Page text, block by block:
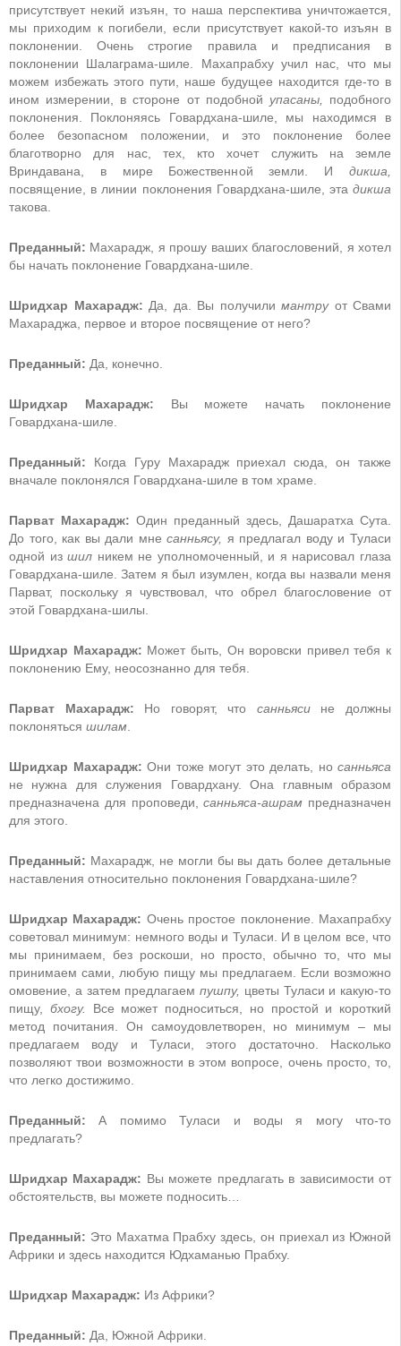
присутствует некий изъян, то наша перспектива уничтожается,
мы приходим к погибели, если присутствует какой-то изъян в
поклонении. Очень строгие правила и предписания в
поклонении Шалаграма-шиле. Махапрабху учил нас, что мы
можем избежать этого пути, наше будущее находится где-то в
ином измерении, в стороне от подобной упасаны, подобного
поклонения. Поклоняясь Говардхана-шиле, мы находимся в
более безопасном положении, и это поклонение более
благотворно для нас, тех, кто хочет служить на земле
Вриндавана, в мире Божественной земли. И дикша,
посвящение, в линии поклонения Говардхана-шиле, эта дикша
такова.
Преданный: Махарадж, я прошу ваших благословений, я хотел
бы начать поклонение Говардхана-шиле.
Шридхар Махарадж: Да, да. Вы получили мантру от Свами
Махараджа, первое и второе посвящение от него?
Преданный: Да, конечно.
Шридхар Махарадж: Вы можете начать поклонение
Говардхана-шиле.
Преданный: Когда Гуру Махарадж приехал сюда, он также
вначале поклонялся Говардхана-шиле в том храме.
Парват Махарадж: Один преданный здесь, Дашаратха Сута.
До того, как вы дали мнесанньясу, я предлагал воду и Туласи
одной изшил никем не уполномоченный, и я нарисовал глаза
Говардхана-шиле. Затем я был изумлен, когда вы назвали меня
Парват, поскольку я чувствовал, что обрел благословение от
этой Говардхана-шилы.
Шридхар Махарадж: Может быть, Он воровски привел тебя к
поклонению Ему, неосознанно для тебя.
Парват Махарадж: Но говорят, что санньяси не должны
поклоняться шилам
Шридхар Махарадж: Они тоже могут это делать, но санньяса
не нужна для служения Говардхану. Она главным образом
предназначена для проповеди,санньяса-ашрам предназначен
для этого.
Преданный: Махарадж, не могли бы вы дать более детальные
наставления относительно поклонения Говардхана-шиле?
Шридхар Махарадж: Очень простое поклонение. Махапрабху
советовал минимум: немного воды и Туласи. И в целом все, что
мы принимаем, без роскоши, но просто, обычно то, что мы
принимаем сами, любую пищу мы предлагаем. Если возможно
омовение, а затем предлагаем пушпу, цветы Туласи и какую-то
пищу, бхогу. Все может подноситься, но простой и короткий
метод почитания. Он самоудовлетворен, но минимум– мы
предлагаем воду и Туласи, этого достаточно. Насколько
позволяют твои возможности в этом вопросе, очень просто, то,
что легко достижимо.
Преданный: А помимо Туласи и воды я могу что-то
предлагать?
Шридхар Махарадж: Вы можете предлагать в зависимости от
обстоятельств, вы можете подносить…
Преданный: Это Махатма Прабху здесь, он приехал из Южной
Африки и здесь находится Юдхаманью Прабху.
Шридхар Махарадж: Из Африки?
Преданный: Да, Южной Африки.